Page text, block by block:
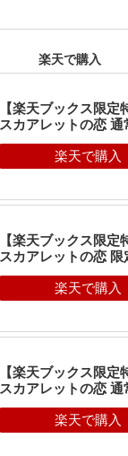
楽天で購入
【楽天ブックス限定
スカアレットの恋 通
【楽天ブックス限定
スカアレットの恋 限
【楽天ブックス限定
スカアレットの恋